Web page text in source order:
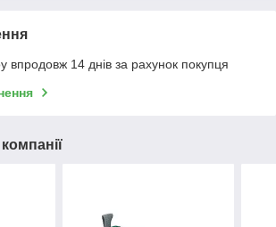
впродовж 14 днів за рахунок покупця